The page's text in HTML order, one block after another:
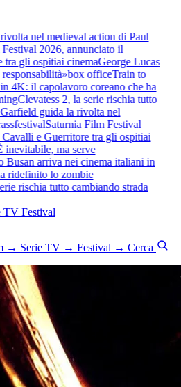
nel medieval action di Paul
2026, annunciato il
gli ospitiai cinemaGeorge Lucas
box officeTrain to
4K: il capolavoro coreano che ha
Clevatess 2, la serie rischia tutto
guida la rivolta nel
festivalSaturnia Film Festival
e Guerritore tra gli ospitiai
ma serve
Busan arriva nei cinema italiani in
ridefinito lo zombie
rischia tutto cambiando strada
TV Festival
→ Serie TV → Festival → Cerca